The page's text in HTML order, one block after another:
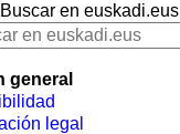
Buscar en euskadi.eus
general
legal